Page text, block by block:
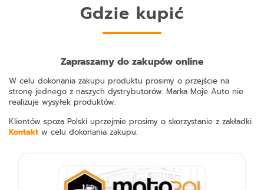
Gdzie kupić
Zapraszamy do zakupów online
W celu dokonania zakupu produktu prosimy o przejście na
stronę jednego z naszych dystrybutorów. Marka Moje Auto nie
realizuje wysyłek produktów.
Klientów spoza Polski uprzejmie prosimy o skorzystanie z zakładki
Kontakt w celu dokonania zakupu.